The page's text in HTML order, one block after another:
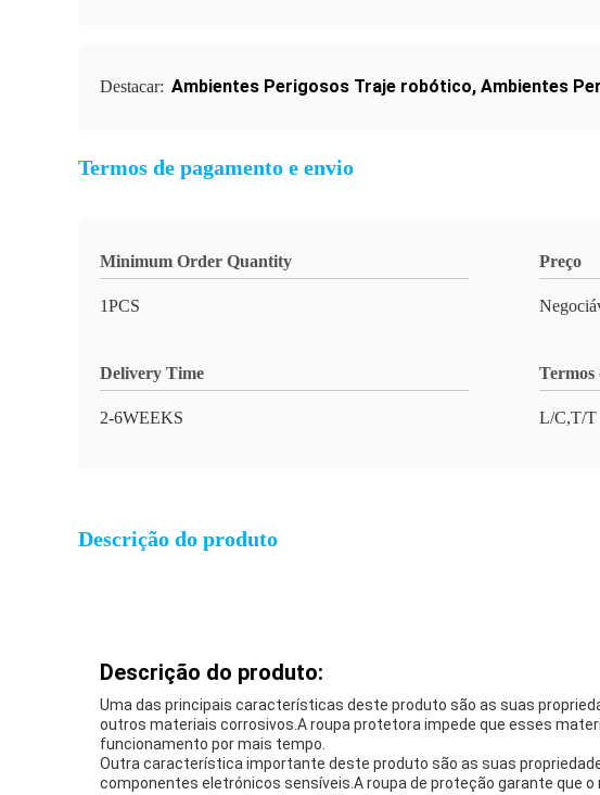
Destacar: Ambientes Perigosos Traje robótico, Ambientes
Termos de pagamento e envio
Minimum Order Quantity
1PCS
Preço
Delivery Time
2-6WEEKS
Termos
L/C,T/T
Descrição do produto
Descrição do produto:
Uma das principais características deste produto são as suas
outros materiais corrosivos.A roupa protetora impede que esses
funcionamento por mais tempo.
Outra característica importante deste produto são as suas
componentes eletrónicos sensíveis.A roupa de proteção garante que